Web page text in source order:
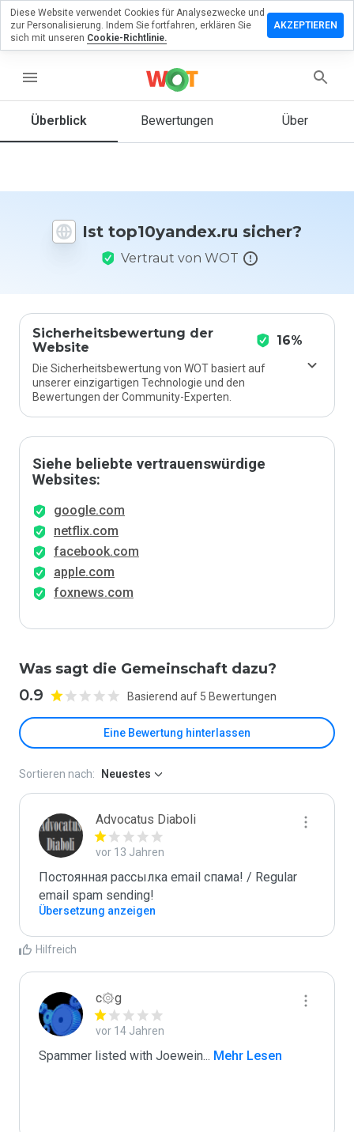
menu
Überblick Bewertungen Über
Ist top10yandex.ru sicher?
Vertraut von WOT
Sicherheitsbewertung der
Website
16%
Die Sicherheitsbewertung von WOT basiert auf
unserer einzigartigen Technologie und den
Bewertungen der Community-Experten.
Siehe beliebte vertrauenswürdige
Websites:
google.com
netflix.com
facebook.com
apple.com
foxnews.com
Was sagt die Gemeinschaft dazu?
0.9 Basierend auf 5 Bewertungen
Eine Bewertung hinterlassen
zu
Sie diese
auf einer
Skala von
Sortieren nach: Neuestes
Advocatus Diaboli
vor 13 Jahren
Постоянная рассылка email спама! / Regular
email spam sending!
Übersetzung anzeigen
Hilfreich
c۞g
vor 14 Jahren
Spammer listed with Joewein ... Mehr Lesen
Diese Website verwendet Cookies für Analysezwecke und
zur Personalisierung. Indem Sie fortfahren, erklären Sie
sich mit unseren Cookie-Richtlinie.
AKZEPTIEREN